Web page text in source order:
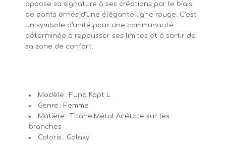
appose sa signature à ses créations par le biais
de ponts ornés d’une élégante ligne rouge. C’est
un symbole d’unité pour une communauté
déterminée à repousser ses limites et à sortir de
sa zone de confort.
Modèle : Fund Kapt L
Genre : Femme
Matière : Titane,Métal Acétate sur les
branches
Coloris : Galaxy